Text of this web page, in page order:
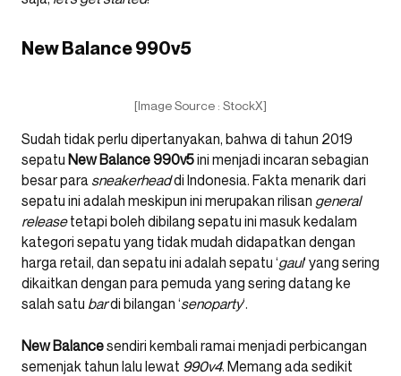
New Balance 990v5
[Image Source : StockX]
Sudah tidak perlu dipertanyakan, bahwa di tahun 2019
sepatu New Balance 990v5ini menjadi incaran sebagian
besar para sneakerheaddi Indonesia. Fakta menarik dari
sepatu ini adalah meskipun ini merupakan rilisan general
releasetetapi boleh dibilang sepatu ini masuk kedalam
kategori sepatu yang tidak mudah didapatkan dengan
harga retail, dan sepatu ini adalah sepatu ‘gaul‘ yang sering
dikaitkan dengan para pemuda yang sering datang ke
salah satu bardi bilangan ‘senoparty‘.
New Balancesendiri kembali ramai menjadi perbicangan
semenjak tahun lalu lewat 990v4. Memang ada sedikit